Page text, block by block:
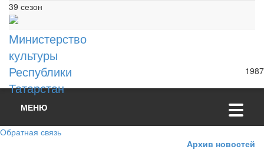
39 сезон
Министерство
культуры
Республики
Татарстан
1987
МЕНЮ
Обратная связь
Архив новостей